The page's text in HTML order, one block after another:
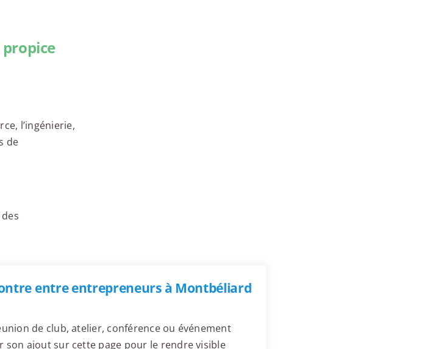
l’ingénierie,
de
entre entrepreneurs à Montbéliard
de club, atelier, conférence ou événement
son ajout sur cette page pour le rendre visible